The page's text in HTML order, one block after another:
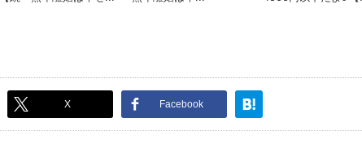
X Facebook